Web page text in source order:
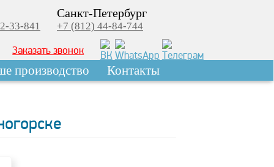
Санкт-Петербург
+7 (812) 44-84-744
33-841
Заказать звонок
производство Контакты